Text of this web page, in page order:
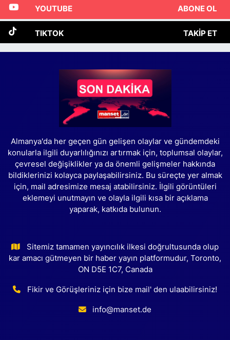
YOUTUBE ABONE OL
TIKTOK TAKIP ET
Almanya'da her geçen gün gelişen olaylar ve gündemdeki
konularla ilgili duyarlılığınızı artırmak için, toplumsal olaylar,
çevresel değişiklikler ya da önemli gelişmeler hakkında
bildiklerinizi kolayca paylaşabilirsiniz. Bu süreçte yer almak
için, mail adresimize mesaj atabilirsiniz. İlgili görüntüleri
eklemeyi unutmayın ve olayla ilgili kısa bir açıklama
yaparak, katkıda bulunun.
Sitemiz tamamen yayıncılık ilkesi doğrultusunda olup
kar amacı gütmeyen bir haber yayın platformudur, Toronto,
ON D5E 1C7, Canada
Fikir ve Görüşleriniz için bize mail' den ulaabilirsiniz!
info@manset.de